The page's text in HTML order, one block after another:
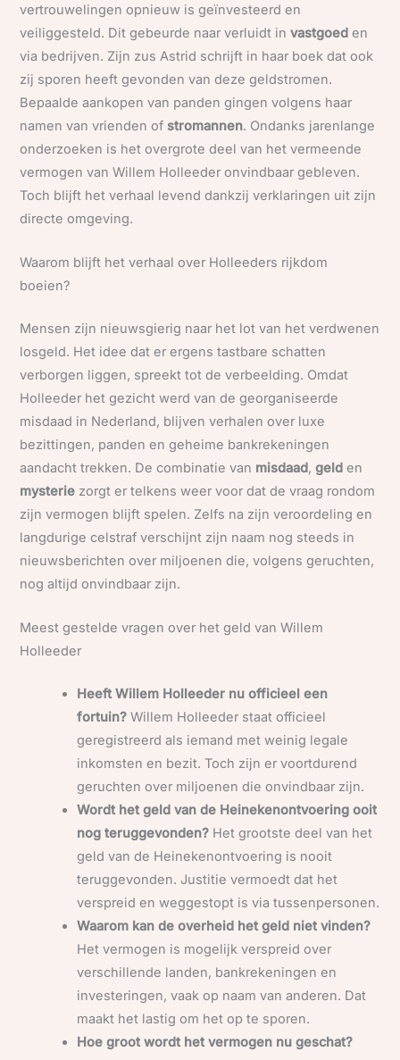
vertrouwelingen opnieuw is geïnvesteerd en
veiliggesteld. Dit gebeurde naar verluidt invastgoed en
via bedrijven. Zijn zus Astrid schrijft in haar boek dat ook
zij sporen heeft gevonden van deze geldstromen.
Bepaalde aankopen van panden gingen volgens haar
namen van vrienden of stromannen. Ondanks jarenlange
onderzoeken is het overgrote deel van het vermeende
vermogen van Willem Holleeder onvindbaar gebleven.
Toch blijft het verhaal levend dankzij verklaringen uit zijn
directe omgeving.
Waarom blijft het verhaal over Holleeders rijkdom
boeien?
Mensen zijn nieuwsgierig naar het lot van het verdwenen
losgeld. Het idee dat er ergens tastbare schatten
verborgen liggen, spreekt tot de verbeelding. Omdat
Holleeder het gezicht werd van de georganiseerde
misdaad in Nederland, blijven verhalen over luxe
bezittingen, panden en geheime bankrekeningen
aandacht trekken. De combinatie van misdaad,geld en
mysterie zorgt er telkens weer voor dat de vraag rondom
zijn vermogen blijft spelen. Zelfs na zijn veroordeling en
langdurige celstraf verschijnt zijn naam nog steeds in
nieuwsberichten over miljoenen die, volgens geruchten,
nog altijd onvindbaar zijn.
Meest gestelde vragen over het geld van Willem
Holleeder
Heeft Willem Holleeder nu officieel een
fortuin? Willem Holleeder staat officieel
geregistreerd als iemand met weinig legale
inkomsten en bezit. Toch zijn er voortdurend
geruchten over miljoenen die onvindbaar zijn.
Wordt het geld van de Heinekenontvoering ooit
nog teruggevonden? Het grootste deel van het
geld van de Heinekenontvoering is nooit
teruggevonden. Justitie vermoedt dat het
verspreid en weggestopt is via tussenpersonen.
Waarom kan de overheid het geld niet vinden?
Het vermogen is mogelijk verspreid over
verschillende landen, bankrekeningen en
investeringen, vaak op naam van anderen. Dat
maakt het lastig om het op te sporen.
Hoe groot wordt het vermogen nu geschat?